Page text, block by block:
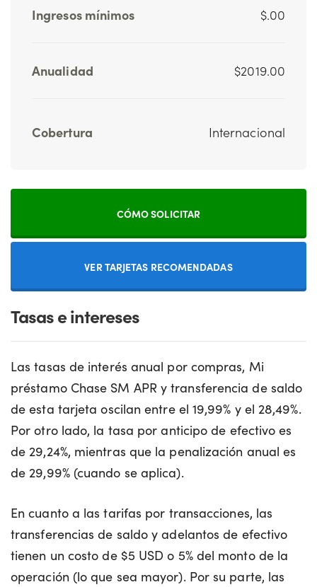
Ingresos mínimos $.00
Anualidad $2019.00
Cobertura Internacional
CÓMO SOLICITAR
VER TARJETAS RECOMENDADAS
Tasas e intereses
Las tasas de interés anual por compras, Mi
préstamo Chase SM APR y transferencia de saldo
de esta tarjeta oscilan entre el 19,99% y el 28,49%.
Por otro lado, la tasa por anticipo de efectivo es
de 29,24%, mientras que la penalización anual es
de 29,99% (cuando se aplica).
En cuanto a las tarifas por transacciones, las
transferencias de saldo y adelantos de efectivo
tienen un costo de $5 USD o 5% del monto de la
operación (lo que sea mayor). Por su parte, las